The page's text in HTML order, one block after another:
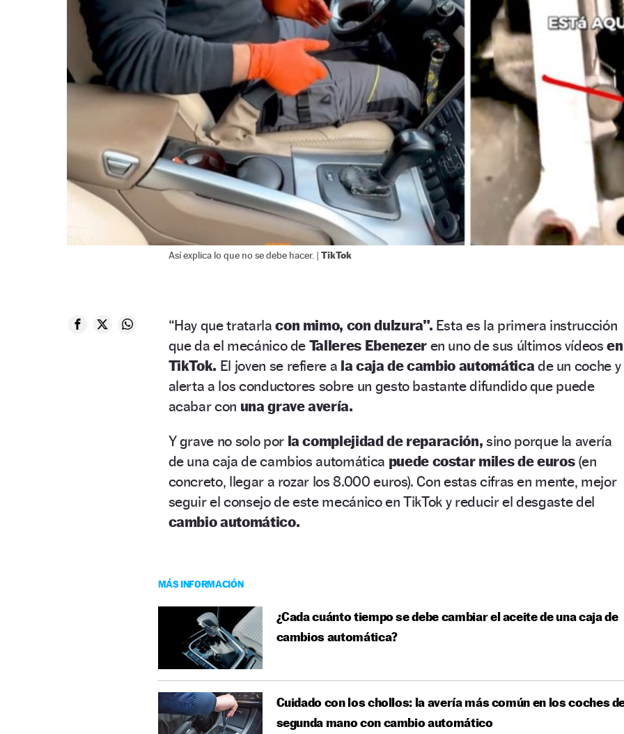
Así explica lo que no se debe hacer. | TikTok
“Hay que tratarlacon mimo, con dulzura”. Esta es la primera instrucción
que da el mecánico de Talleres Ebenezer en uno de sus últimos vídeosen
TikTok. El joven se refiere a la caja de cambio automática de un coche y
alerta a los conductores sobre un gesto bastante difundido que puede
acabar con una grave avería.
Y grave no solo por la complejidad de reparación, sino porque la avería
de una caja de cambios automática puede costar miles de euros(en
concreto, llegar a rozar los 8.000 euros). Con estas cifras en mente, mejor
seguir el consejo de este mecánico en TikTok y reducir el desgaste del
cambio automático.
MÁS INFORMACIÓN
¿Cada cuánto tiempo se debe cambiar el aceite de una caja de
cambios automática?
Cuidado con los chollos: la avería más común en los coches
segunda mano con cambio automático